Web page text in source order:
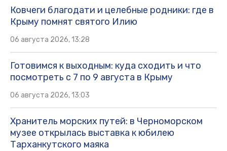
Ковчеги благодати и целебные родники: где в
Крыму помнят святого Илию
06 августа 2026, 13:28
Готовимся к выходным: куда сходить и что
посмотреть с 7 по 9 августа в Крыму
06 августа 2026, 13:03
Хранитель морских путей: в Черноморском
музее открылась выставка к юбилею
Тарханкутского маяка